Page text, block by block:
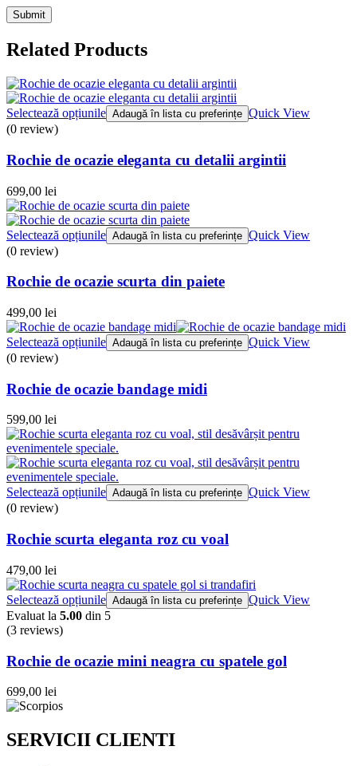
Related Products
Selectează opțiunile Adaugă în lista cu preferințe Quick View
(0 review)
Rochie de ocazie eleganta cu detalii argintii
699,00 lei
Selectează opțiunile Adaugă în lista cu preferințe Quick View
(0 review)
Rochie de ocazie scurta din paiete
499,00 lei
Selectează opțiunile Adaugă în lista cu preferințe Quick View
(0 review)
Rochie de ocazie bandage midi
599,00 lei
Selectează opțiunile Adaugă în lista cu preferințe Quick View
(0 review)
Rochie scurta eleganta roz cu voal
479,00 lei
Selectează opțiunile Adaugă în lista cu preferințe Quick View
Evaluat la 5.00 din 5
(3 reviews)
Rochie de ocazie mini neagra cu spatele gol
699,00 lei
SERVICII CLIENTI